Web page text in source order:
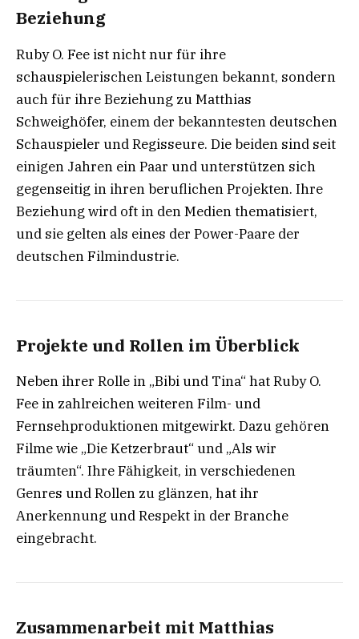
Beziehung
Ruby O. Fee ist nicht nur für ihre
schauspielerischen Leistungen bekannt, sondern
auch für ihre Beziehung zu Matthias
Schweighöfer, einem der bekanntesten deutschen
Schauspieler und Regisseure. Die beiden sind seit
einigen Jahren ein Paar und unterstützen sich
gegenseitig in ihren beruflichen Projekten. Ihre
Beziehung wird oft in den Medien thematisiert,
und sie gelten als eines der Power-Paare der
deutschen Filmindustrie.
Projekte und Rollen im Überblick
Neben ihrer Rolle in „Bibi und Tina“ hat Ruby O.
Fee in zahlreichen weiteren Film- und
Fernsehproduktionen mitgewirkt. Dazu gehören
Filme wie „Die Ketzerbraut“ und „Als wir
träumten“. Ihre Fähigkeit, in verschiedenen
Genres und Rollen zu glänzen, hat ihr
Anerkennung und Respekt in der Branche
eingebracht.
Zusammenarbeit mit Matthias